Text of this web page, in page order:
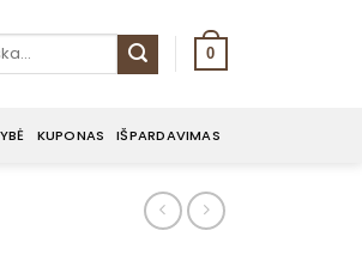
0
KUPONAS IŠPARDAVIMAS